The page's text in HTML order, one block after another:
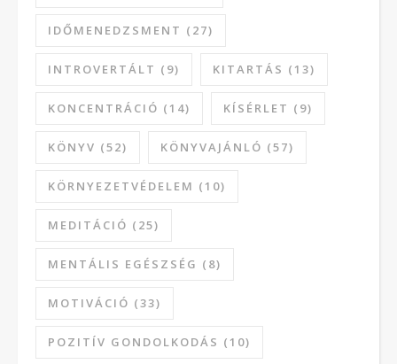
IDŐMENEDZSMENT (27)
INTROVERTÁLT (9) KITARTÁS (13)
KONCENTRÁCIÓ (14) KÍSÉRLET (9)
KÖNYV (52) KÖNYVAJÁNLÓ (57)
KÖRNYEZETVÉDELEM (10)
MEDITÁCIÓ (25)
MENTÁLIS EGÉSZSÉG (8)
MOTIVÁCIÓ (33)
POZITÍV GONDOLKODÁS (10)